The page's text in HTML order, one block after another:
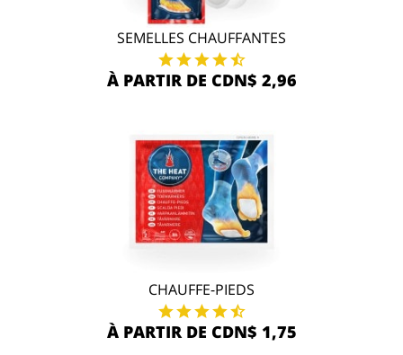
SEMELLES CHAUFFANTES
À PARTIR DE CDN$ 2,96
CHAUFFE-PIEDS
À PARTIR DE CDN$ 1,75